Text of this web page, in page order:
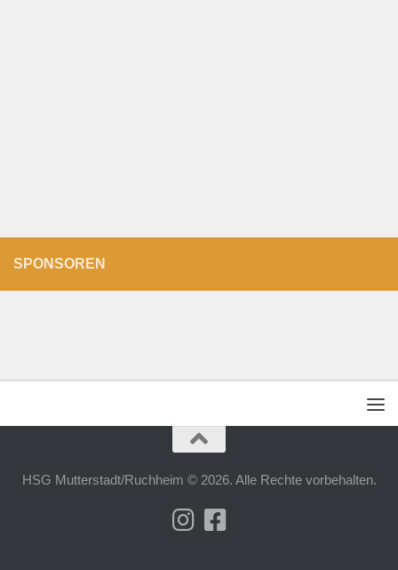
SPONSOREN
HSG Mutterstadt/Ruchheim © 2026. Alle Rechte vorbehalten.